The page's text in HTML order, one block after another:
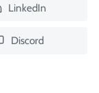
LinkedIn
Discord